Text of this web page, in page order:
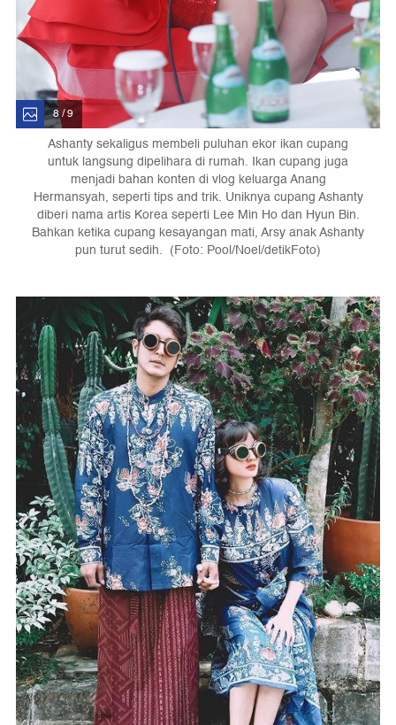
8 / 9
Ashanty sekaligus membeli puluhan ekor ikan cupang
untuk langsung dipelihara di rumah. Ikan cupang juga
menjadi bahan konten di vlog keluarga Anang
Hermansyah, seperti tips and trik. Uniknya cupang Ashanty
diberi nama artis Korea seperti Lee Min Ho dan Hyun Bin.
Bahkan ketika cupang kesayangan mati, Arsy anak Ashanty
pun turut sedih. (Foto: Pool/Noel/detikFoto)